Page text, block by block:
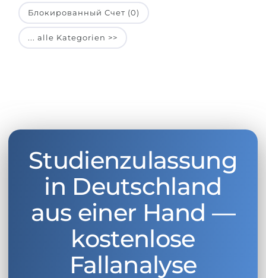
Блокированный Счет (0)
... alle Kategorien >>
Studienzulassung
in Deutschland
aus einer Hand —
kostenlose
Fallanalyse